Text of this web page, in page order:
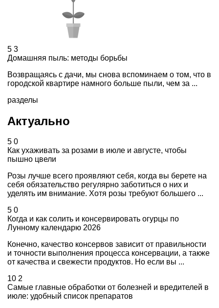
5 3
Домашняя пыль: методы борьбы
Возвращаясь с дачи, мы снова вспоминаем о том, что в
городской квартире намного больше пыли, чем за ...
разделы
Актуально
5 0
Как ухаживать за розами в июле и августе, чтобы
пышно цвели
Розы лучше всего проявляют себя, когда вы берете на
себя обязательство регулярно заботиться о них и
уделять им внимание. Хотя розы требуют большего ...
5 0
Когда и как солить и консервировать огурцы по
Лунному календарю 2026
Конечно, качество консервов зависит от правильности
и точности выполнения процесса консервации, а также
от качества и свежести продуктов. Но если вы ...
10 2
Самые главные обработки от болезней и вредителей в
июле: удобный список препаратов